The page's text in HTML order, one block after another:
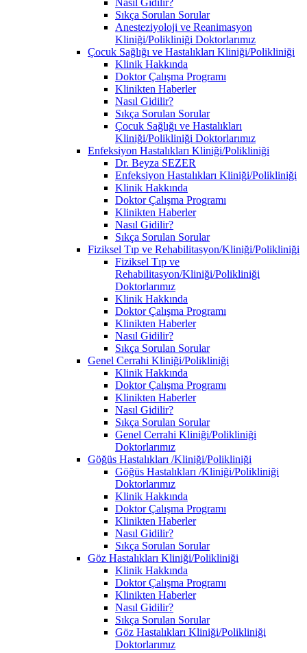
Sıkça Sorulan Sorular
Anesteziyoloji ve Reanimasyon
Kliniği/Polikliniği Doktorlarımız
Çocuk Sağlığı ve Hastalıkları Kliniği/Polikliniği
Klinik Hakkında
Doktor Çalışma Programı
Klinikten Haberler
Nasıl Gidilir?
Sıkça Sorulan Sorular
Çocuk Sağlığı ve Hastalıkları
Kliniği/Polikliniği Doktorlarımız
Enfeksiyon Hastalıkları Kliniği/Polikliniği
Dr. Beyza SEZER
Enfeksiyon Hastalıkları Kliniği/Polikliniği
Klinik Hakkında
Doktor Çalışma Programı
Klinikten Haberler
Nasıl Gidilir?
Sıkça Sorulan Sorular
Fiziksel Tıp ve Rehabilitasyon/Kliniği/Polikliniği
Fiziksel Tıp ve
Rehabilitasyon/Kliniği/Polikliniği
Doktorlarımız
Klinik Hakkında
Doktor Çalışma Programı
Klinikten Haberler
Nasıl Gidilir?
Sıkça Sorulan Sorular
Genel Cerrahi Kliniği/Polikliniği
Klinik Hakkında
Doktor Çalışma Programı
Klinikten Haberler
Nasıl Gidilir?
Sıkça Sorulan Sorular
Genel Cerrahi Kliniği/Polikliniği
Doktorlarımız
Göğüs Hastalıkları /Kliniği/Polikliniği
Göğüs Hastalıkları /Kliniği/Polikliniği
Doktorlarımız
Klinik Hakkında
Doktor Çalışma Programı
Klinikten Haberler
Nasıl Gidilir?
Sıkça Sorulan Sorular
Göz Hastalıkları Kliniği/Polikliniği
Klinik Hakkında
Doktor Çalışma Programı
Klinikten Haberler
Nasıl Gidilir?
Sıkça Sorulan Sorular
Göz Hastalıkları Kliniği/Polikliniği
Doktorlarımız